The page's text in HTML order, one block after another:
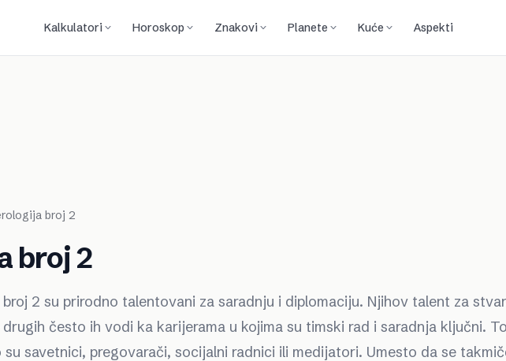
Kalkulatori Horoskop Znakovi Planete Kuće Aspekti
broj 2
broj 2
2 su prirodno talentovani za saradnju i diplomaciju. Njihov talent za
često ih vodi ka karijerama u kojima su timski rad i saradnja ključni. To
savetnici, pregovarači, socijalni radnici ili medijatori. Umesto da se